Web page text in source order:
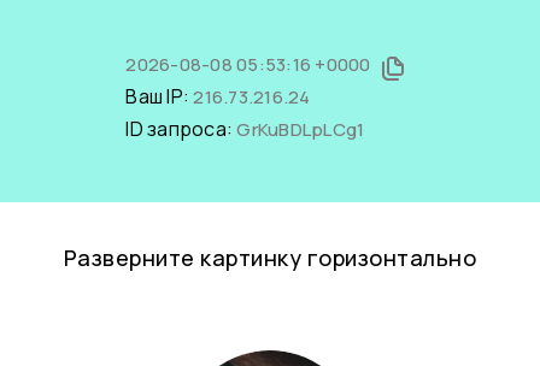
2026-08-08 05:53:16 +0000
Ваш IP:216.73.216.24
ID запроса:GrKuBDLpLCg1
Разверните картинку горизонтально